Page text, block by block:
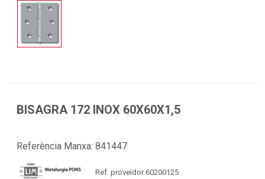
BISAGRA 172 INOX 60X60X1,5
Referència Manxa: 841447
Ref. proveïdor 60200125